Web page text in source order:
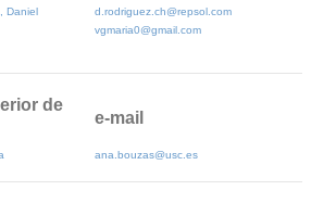
Daniel
d.rodriguez.ch@repsol.com
vgmaria0@gmail.com
de
e-mail
ana.bouzas@usc.es